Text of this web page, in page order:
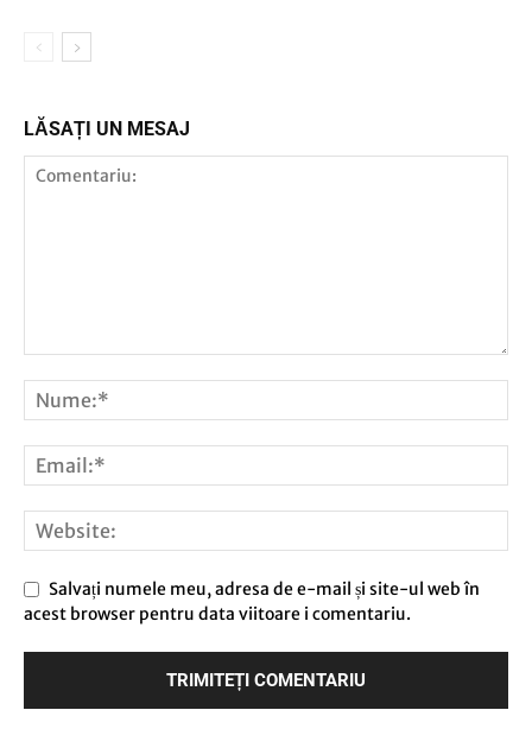
LĂSAȚI UN MESAJ
Salvați numele meu, adresa de e-mail și site-ul web în
acest browser pentru data viitoare i comentariu.